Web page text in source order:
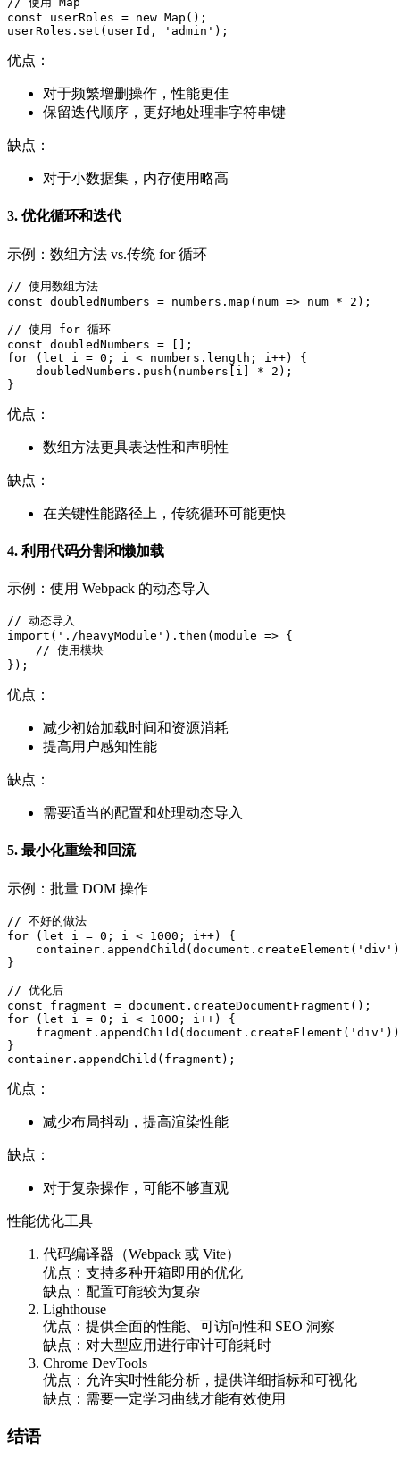
const userRoles = new Map();
userRoles.set(userId, 'admin');
优点：
对于频繁增删操作，性能更佳
保留迭代顺序，更好地处理非字符串键
缺点：
对于小数据集，内存使用略高
3. 优化循环和迭代
示例：数组方法 vs.传统 for 循环
// 使用数组方法
const doubledNumbers = numbers.map(num => num * 2);
// 使用 for 循环
const doubledNumbers = [];
for (let i = 0; i < numbers.length; i++) {
    doubledNumbers.push(numbers[i] * 2);
}
优点：
数组方法更具表达性和声明性
缺点：
在关键性能路径上，传统循环可能更快
4. 利用代码分割和懒加载
示例：使用 Webpack 的动态导入
// 动态导入
import('./heavyModule').then(module => {
    // 使用模块
});
优点：
减少初始加载时间和资源消耗
提高用户感知性能
缺点：
需要适当的配置和处理动态导入
5. 最小化重绘和回流
示例：批量 DOM 操作
// 不好的做法
for (let i = 0; i < 1000; i++) {
}
// 优化后
const fragment = document.createDocumentFragment();
for (let i = 0; i < 1000; i++) {
}
container.appendChild(fragment);
优点：
减少布局抖动，提高渲染性能
缺点：
对于复杂操作，可能不够直观
性能优化工具
代码编译器（Webpack 或 Vite）
优点：支持多种开箱即用的优化
缺点：配置可能较为复杂
Lighthouse
优点：提供全面的性能、可访问性和 SEO 洞察
缺点：对大型应用进行审计可能耗时
Chrome DevTools
优点：允许实时性能分析，提供详细指标和可视化
缺点：需要一定学习曲线才能有效使用
结语